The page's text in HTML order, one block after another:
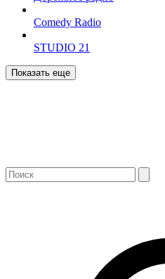
Comedy Radio
STUDIO 21
Показать еще